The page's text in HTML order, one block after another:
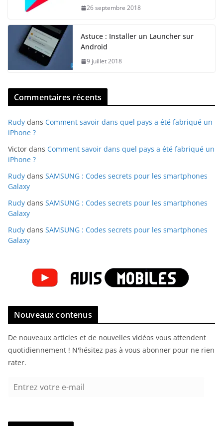
26 septembre 2018
Astuce : Installer un Launcher sur
Android
9 juillet 2018
Commentaires récents
Rudy dans Comment savoir dans quel pays a été fabriqué un
iPhone ?
Victor dans Comment savoir dans quel pays a été fabriqué un
iPhone ?
Rudy dans SAMSUNG : Codes secrets pour les smartphones
Galaxy
Rudy dans SAMSUNG : Codes secrets pour les smartphones
Galaxy
Rudy dans SAMSUNG : Codes secrets pour les smartphones
Galaxy
Nouveaux contenus
De nouveaux articles et de nouvelles vidéos vous attendent
quotidiennement ! N'hésitez pas à vous abonner pour ne rien
rater.
r